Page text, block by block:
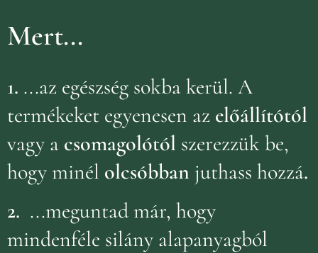
Mert...
1. ...az egészség sokba kerül. A
termékeket egyenesen az előállítótól
vagy a csomagolótól szerezzük be,
hogy minél olcsóbban juthass hozzá.
2. ...meguntad már, hogy
mindenféle silány alapanyagból